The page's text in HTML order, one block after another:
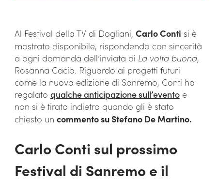
Al Festival della TV di Dogliani, Carlo Conti si è
mostrato disponibile, rispondendo con sincerità
a ogni domanda dell’inviata di La volta buona,
Rosanna Cacio. Riguardo ai progetti futuri
come la nuova edizione di Sanremo, Conti ha
regalato qualche anticipazione sull’evento e
non si è tirato indietro quando gli è stato
chiesto un commento su Stefano De Martino.
Carlo Conti sul prossimo
Festival di Sanremo e il